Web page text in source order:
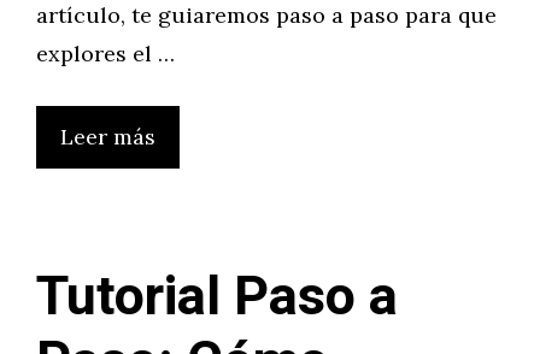
artículo, te guiaremos paso a paso para que
explores el …
Leer más
Tutorial Paso a